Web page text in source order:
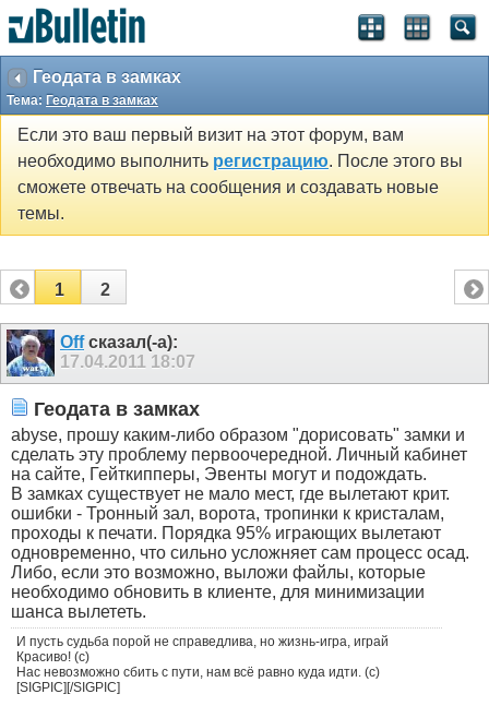
Геодата в замках
Тема: Геодата в замках
Если это ваш первый визит на этот форум, вам
необходимо выполнить регистрацию. После этого вы
сможете отвечать на сообщения и создавать новые
темы.
1 2
Offсказал(-а):
17.04.2011 18:07
Геодата в замках
abyse, прошу каким-либо образом "дорисовать" замки и
сделать эту проблему первоочередной. Личный кабинет
на сайте, Гейткипперы, Эвенты могут и подождать.
В замках существует не мало мест, где вылетают крит.
ошибки - Тронный зал, ворота, тропинки к кристалам,
проходы к печати. Порядка 95% играющих вылетают
одновременно, что сильно усложняет сам процесс осад.
Либо, если это возможно, выложи файлы, которые
необходимо обновить в клиенте, для минимизации
шанса вылететь.
И пусть судьба порой не справедлива, но жизнь-игра, играй
Красиво! (с)
Нас невозможно сбить с пути, нам всё равно куда идти. (с)
[SIGPIC][/SIGPIC]